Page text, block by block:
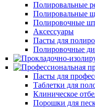
Полировальные
Полировальные
Полировочные
Аксессуары
Пасты для
Полировочные
Пасты для
Таблетки для
Клиническое
Порошки для